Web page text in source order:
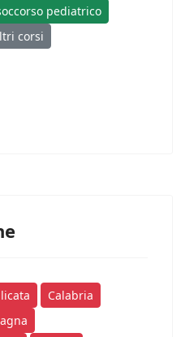
pediatrico
corsi
Calabria